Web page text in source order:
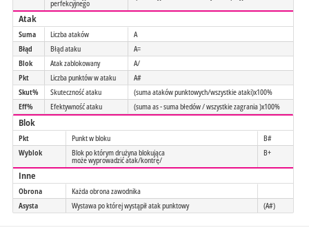
perfekcyjnego
Atak
Suma Liczba ataków
A
Błąd
Błąd ataku
A=
Blok
Atak zablokowany
A/
Pkt
Liczba punktów w ataku
A#
Skut%
Skuteczność ataku
(suma ataków punktowych/wszystkie ataki)x100%
Eff%
Efektywność ataku (suma as - suma błedów / wszystkie zagrania )x100%
Blok
Pkt Punkt w bloku
B#
Wyblok
Blok po którym drużyna blokująca
może wyprowadzić atak/kontrę/
B+
Inne
Obrona
Każda obrona zawodnika
Asysta
Wystawa po której wystąpił atak punktowy (A#)